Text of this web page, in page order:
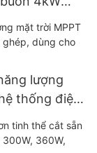
lượng mặt
lượng
thống điện
sử dụng pin